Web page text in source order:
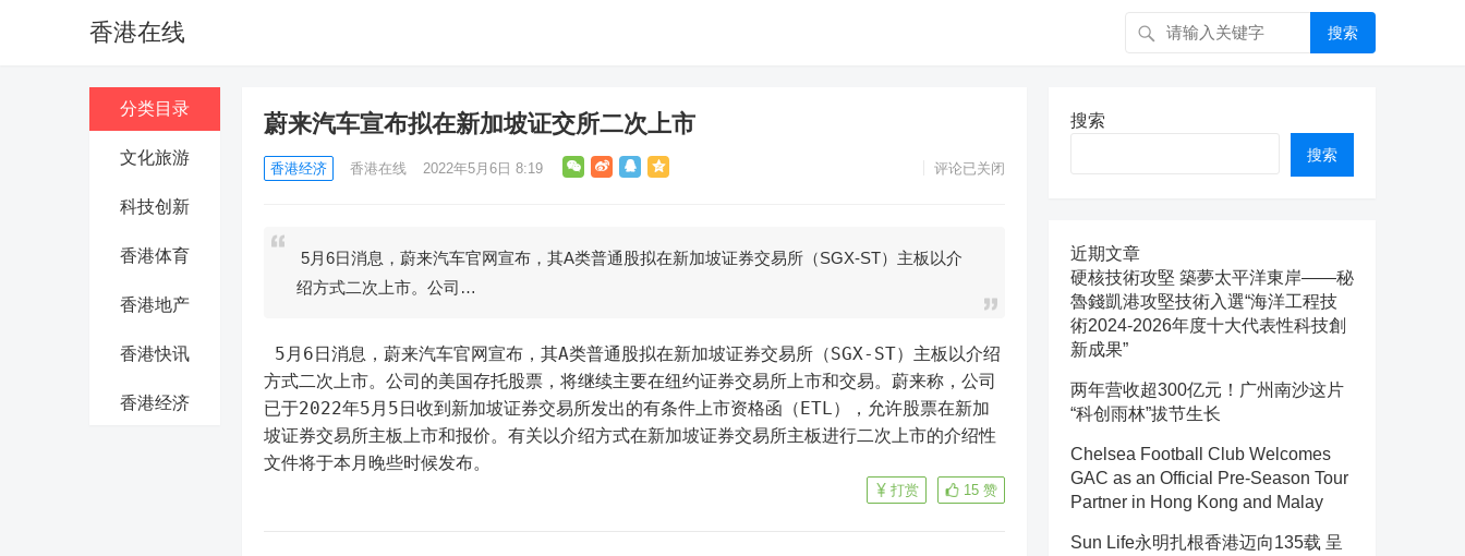
香港在线 搜索
分类目录
文化旅游
科技创新
香港体育
香港地产
香港快讯
香港经济
蔚来汽车宣布拟在新加坡证交所二次上市
香港经济 香港在线 2022年5月6日 8:19 评论已关闭
5月6日消息，蔚来汽车官网宣布，其A类普通股拟在新加坡证券交易所（SGX-ST）主板以介
绍方式二次上市。公司…
5月6日消息，蔚来汽车官网宣布，其A类普通股拟在新加坡证券交易所（SGX-ST）主板以介绍
方式二次上市。公司的美国存托股票，将继续主要在纽约证券交易所上市和交易。蔚来称，公司
已于2022年5月5日收到新加坡证券交易所发出的有条件上市资格函（ETL），允许股票在新加
坡证券交易所主板上市和报价。有关以介绍方式在新加坡证券交易所主板进行二次上市的介绍性
文件将于本月晚些时候发布。
15 赞
打赏
搜索
搜索
近期文章
硬核技術攻堅 築夢太平洋東岸——秘
魯錢凱港攻堅技術入選“海洋工程技
術2024-2026年度十大代表性科技創
新成果”
两年营收超300亿元！广州南沙这片
“科创雨林”拔节生长
Chelsea Football Club Welcomes
GAC as an Official Pre-Season Tour
Partner in Hong Kong and Malay
Sun Life永明扎根香港迈向135载 呈